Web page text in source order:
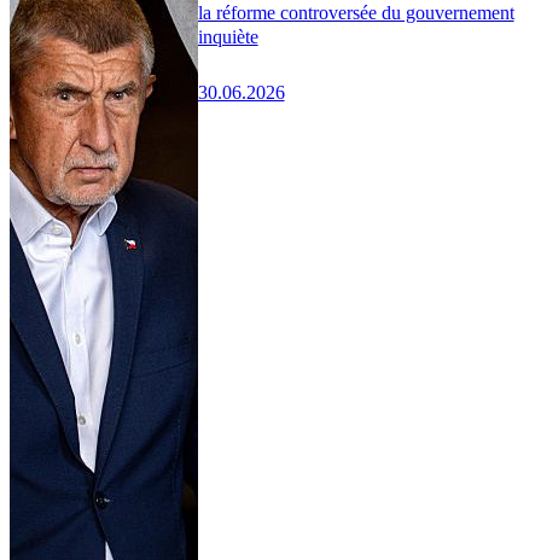
la réforme controversée du gouvernement
inquiète
30.06.2026